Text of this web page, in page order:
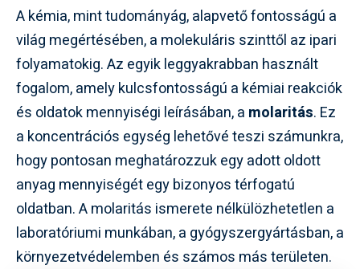
A kémia, mint tudományág, alapvető fontosságú a
világ megértésében, a molekuláris szinttől az ipari
folyamatokig. Az egyik leggyakrabban használt
fogalom, amely kulcsfontosságú a kémiai reakciók
és oldatok mennyiségi leírásában, a molaritás. Ez
a koncentrációs egység lehetővé teszi számunkra,
hogy pontosan meghatározzuk egy adott oldott
anyag mennyiségét egy bizonyos térfogatú
oldatban. A molaritás ismerete nélkülözhetetlen a
laboratóriumi munkában, a gyógyszergyártásban, a
környezetvédelemben és számos más területen.